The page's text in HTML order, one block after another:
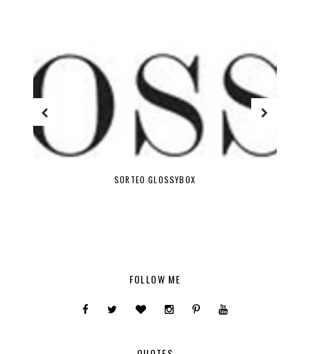
SORTEO GLOSSYBOX
FOLLOW ME